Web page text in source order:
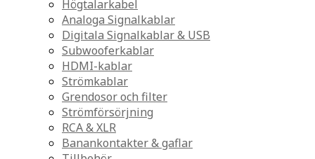
Högtalarkabel
Analoga Signalkablar
Digitala Signalkablar & USB
Subwooferkablar
HDMI-kablar
Strömkablar
Grendosor och filter
Strömförsörjning
RCA & XLR
Banankontakter & gaflar